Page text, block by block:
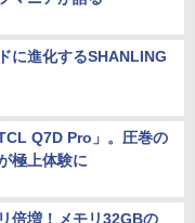
に進化するSHANLING
Q7D Pro」。圧巻の
極上体験に
倍増！メモリ32GBの